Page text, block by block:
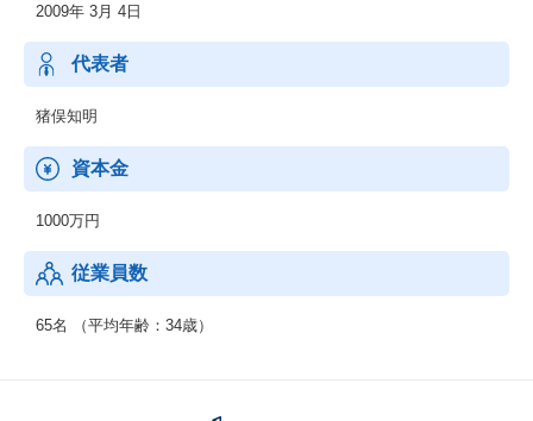
・ＴＥＣＨ－ＢＡＳＥ～学生インターン教育事業～：https://tech-
base.net/
・ＴＥＣＨ－ＢＡＳＥ Ｓｅｌｅｃｔｉｏｎ～ＩＴエンジニア採用
特化型イベント～
・ＩＴインターンマッチングフェア ～ＩＴエンジニア採用特化型
・エンジニア就活 ～⽇本最大級のＩＴエンジニア就活サイト～：h
ttps://engineer-shukatu.jp/
2009年 3月 4日
代表者
猪俣知明
資本金
1000万円
従業員数
65名 （平均年齢：34歳）